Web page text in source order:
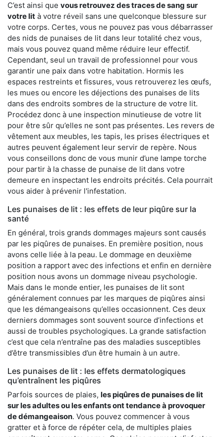
C’est ainsi que vous retrouvez des traces de sang sur
votre lit à votre réveil sans une quelconque blessure sur
votre corps. Certes, vous ne pouvez pas vous débarrasser
des nids de punaises de lit dans leur totalité chez vous,
mais vous pouvez quand même réduire leur effectif.
Cependant, seul un travail de professionnel pour vous
garantir une paix dans votre habitation. Hormis les
espaces restreints et fissures, vous retrouverez les œufs,
les mues ou encore les déjections des punaises de lits
dans des endroits sombres de la structure de votre lit.
Procédez donc à une inspection minutieuse de votre lit
pour être sûr qu’elles ne sont pas présentes. Les revers de
vêtement aux meubles, les tapis, les prises électriques et
autres peuvent également leur servir de repère. Nous
vous conseillons donc de vous munir d’une lampe torche
pour partir à la chasse de punaise de lit dans votre
demeure en inspectant les endroits précités. Cela pourrait
vous aider à prévenir l'infestation.
Les punaises de lit : les effets de leur piqûre sur la
santé
En général, trois grands dommages majeurs sont causés
par les piqûres de punaises. En première position, nous
avons celle liée à la peau. Le dommage en deuxième
position a rapport avec des infections et enfin en dernière
position nous avons un dommage niveau psychologie.
Mais dans le monde entier, les punaises de lit sont
généralement connues par les marques de piqûres ainsi
que les démangeaisons qu’elles occasionnent. Ces deux
derniers dommages sont souvent source d’infections et
aussi de troubles psychologiques. La grande satisfaction
c’est que cela n’entraîne pas des maladies susceptibles
d’être transmissibles d’un être humain à un autre.
Les punaises de lit : les effets dermatologiques
qu’entraînent les piqûres
Parfois sources de plaies, les piqûres de punaises de lit
sur les adultes ou les enfants ont tendance à provoquer
de démangeaison. Vous pouvez commencer à vous
gratter et à force de répéter cela, de multiples plaies